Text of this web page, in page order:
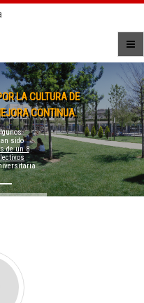
LA CULTURA DE
CONTINUA.
sido
de un 8